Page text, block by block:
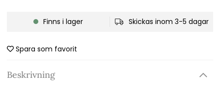
Finns i lager Skickas inom 3-5 dagar
Spara som favorit
Beskrivning